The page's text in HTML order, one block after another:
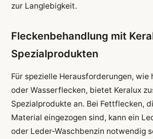
zur Langlebigkeit.
Fleckenbehandlung mit
Spezialprodukten
Für spezielle Herausforderungen,
oder Wasserflecken, bietet Keralux
Spezialprodukte an. Bei Fettflecken,
Material eingezogen sind, kann ein
oder Leder-Waschbenzin notwendig